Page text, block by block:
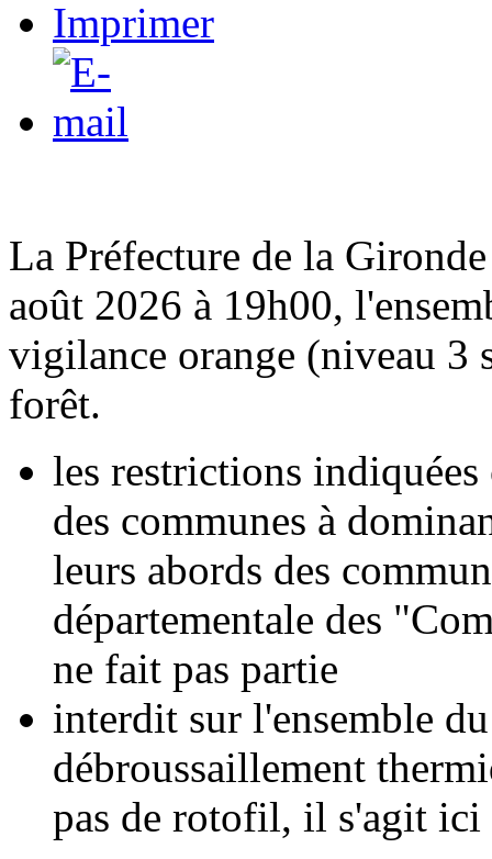
La Préfecture de la
août 2026 à 19h00,
vigilance orange (niveau 3
forêt.
les restrictions indiquées
des communes à
leurs abords des
départementale des
ne fait pas partie
interdit sur l'ensemble
débroussaillement
pas de rotofil, il s'agit ici